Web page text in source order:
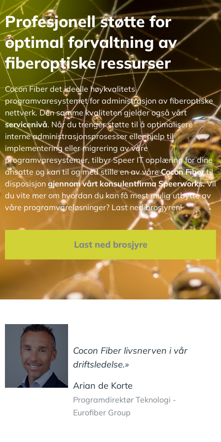
Profesjonell støtte for
optimal forvaltning av
fiberoptiske ressurser
Cocon Fiber det ideelle høykvalitets
programvaresystemet for administrasjon av fiberoptiske
nettverk. Den samme kvaliteten gjelder også vårt
servicenivå. Når du trenger støtte til å optimalisere
interne administrasjonsprosesser eller hjelp til
implementering eller migrering av våre
programvaresystemer, tilbyr Speer IT opplæring for dine
ansatte og kan til og med stille en av våreCocon Fibertil
disposisjon gjennom vårt konsulentfirma Speerworks.Vil
du vite mer om hvordan du kan få mest mulig utbytte av
våre programvareløsninger? Last ned brosjyren!
Last ned brosjyre
Cocon Fiber livsnerven i vår
driftsledelse.»
Arian de Korte
Programdirektør Teknologi -
Eurofiber Group